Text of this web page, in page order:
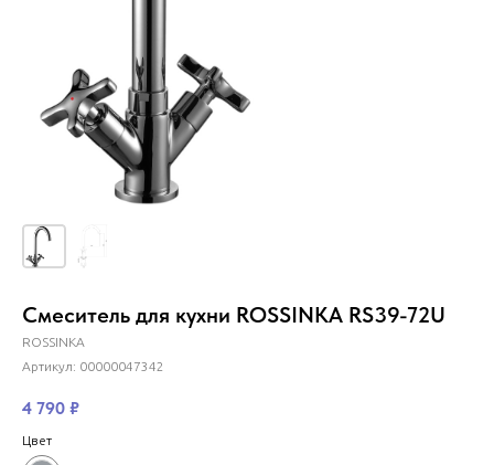
Смеситель для кухни ROSSINKA RS39-72U
ROSSINKA
Артикул: 00000047342
4 790 ₽
Цвет